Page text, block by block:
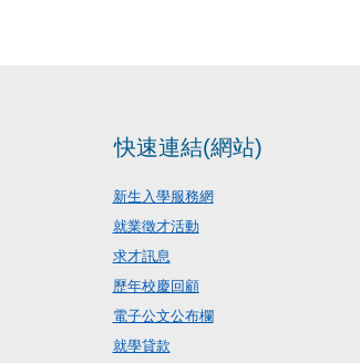
快速連結(網站)
新生入學服務網
就業徵才活動
求才訊息
歷年校慶回顧
電子公文公布欄
就學貸款